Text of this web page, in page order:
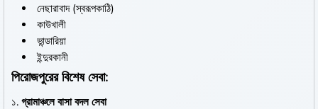
নেছারাবাদ (স্বরূপকাঠি)
কাউখালী
ভান্ডারিয়া
ইন্দুরকানী
পিরোজপুরের বিশেষ সেবা:
১. গ্রামাঞ্চলে বাসা বদল সেবা